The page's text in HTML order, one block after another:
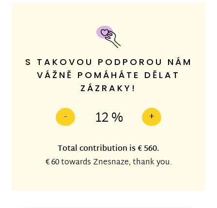
S TAKOVOU PODPOROU NÁM
VÁŽNĚ POMÁHÁTE DĚLAT
ZÁZRAKY!
- +
12 %
Total contribution is€ 560.
€ 60towards Znesnaze, thank you.